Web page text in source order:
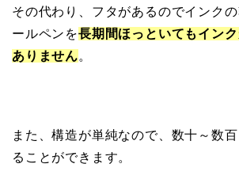
その代わり、フタがあるのでインク
ールペンを長期間ほっといてもイン
ありません。
また、構造が単純なので、数十～数
ることができます。